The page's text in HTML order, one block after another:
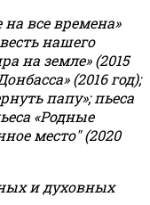
все времена»
нашего
на земле» (2015
(2016 год);
папу»; пьеса
«Родные
место" (2020
и духовных